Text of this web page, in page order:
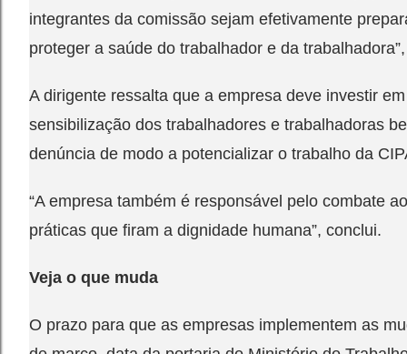
integrantes da comissão sejam efetivamente
proteger a saúde do trabalhador e da
A dirigente ressalta que a empresa deve investir
sensibilização dos trabalhadores e trabalhadoras
denúncia de modo a potencializar o trabalho da
“A empresa também é responsável pelo combate
práticas que firam a dignidade humana”, conclui.
Veja o que muda
O prazo para que as empresas implementem as